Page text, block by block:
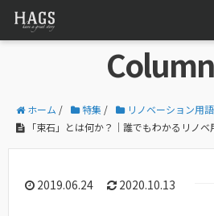
Column
ホーム / 特集 / リノベーション用
「束石」とは何か？｜誰でもわかるリノベ
2019.06.24 2020.10.13